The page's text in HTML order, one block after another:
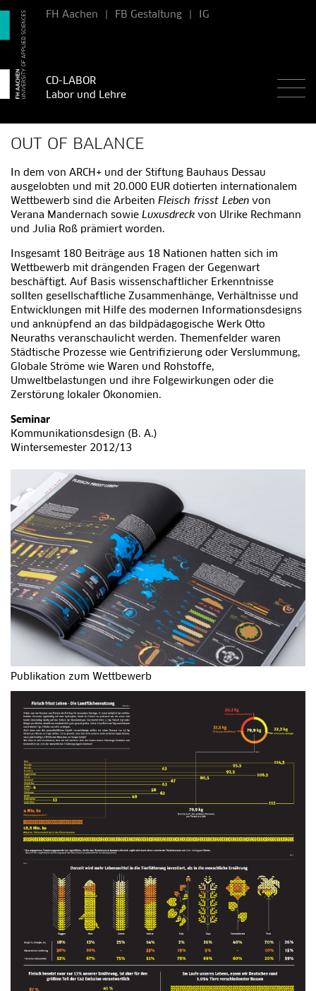
FH Aachen FB Gestaltung IG
CD-LABOR
Labor und Lehre
OUT OF BALANCE
In dem von ARCH+ und der Stiftung Bauhaus Dessau
ausgelobten und mit 20.000 EUR dotierten internationalem
Wettbewerb sind die Arbeiten Fleisch frisst Leben von
Verana Mandernach sowie Luxusdreck von Ulrike Rechmann
und Julia Roß prämiert worden.
Insgesamt 180 Beiträge aus 18 Nationen hatten sich im
Wettbewerb mit drängenden Fragen der Gegenwart
beschäftigt. Auf Basis wissenschaftlicher Erkenntnisse
sollten gesellschaftliche Zusammenhänge, Verhältnisse und
Entwicklungen mit Hilfe des modernen Informationsdesigns
und anknüpfend an das bildpädagogische Werk Otto
Neuraths veranschaulicht werden. Themenfelder waren
Städtische Prozesse wie Gentrifizierung oder Verslummung,
Globale Ströme wie Waren und Rohstoffe,
Umweltbelastungen und ihre Folgewirkungen oder die
Zerstörung lokaler Ökonomien.
Seminar
Kommunikationsdesign (B. A.)
Wintersemester 2012/13
Publikation zum Wettbewerb